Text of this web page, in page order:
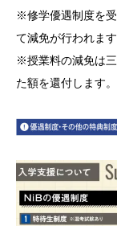
※修学優遇制度を
て減免が行われます
※授業料の減免は
た額を還付します。